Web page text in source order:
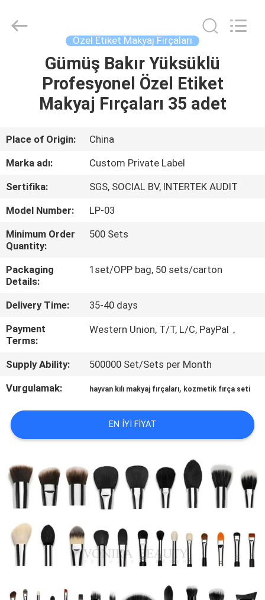
ÜRÜN:%
HAKKIMIZDA
FABRIKA
TURU
KALITE
KONTROL
SITE
HARITASI
PRIVACY
POLICY
Özel Etiket Makyaj Fırçaları
Gümüş Bakır Yüksüklü
Profesyonel Özel Etiket
Makyaj Fırçaları 35 adet
Place of Origin:
China
Marka adı:
Custom Private Label
Sertifika:
SGS, SOCIAL BV, INTERTEK AUDIT
Model Number:
LP-03
Minimum Order
Quantity:
500 Sets
Packaging
Details:
1set/OPP bag, 50 sets/carton
Delivery Time:
35-40 days
Payment
Terms:
Western Union, T/T, L/C, PayPal，
Supply Ability:
500000 Set/Sets per Month
Vurgulamak:
hayvan kılı makyaj fırçaları, kozmetik fırça seti
EN IYI FIYAT